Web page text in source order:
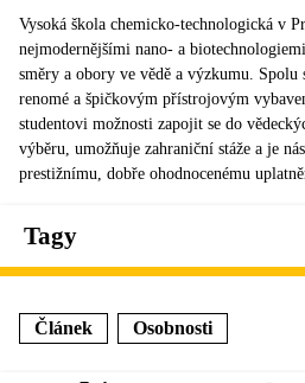
Vysoká škola chemicko-technologická v
nejmodernějšími nano- a
směry a obory ve vědě a výzkumu.
renomé a špičkovým přístrojovým
studentovi možnosti zapojit se do
výběru, umožňuje zahraniční stáže a je
prestižnímu, dobře ohodnocenému
Tagy
Článek Osobnosti